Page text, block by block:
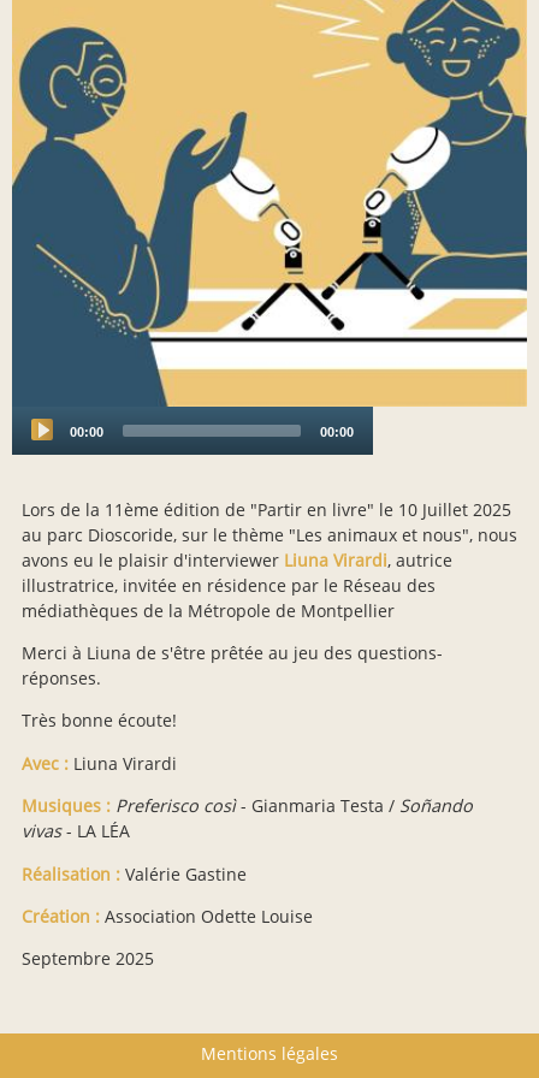
00:00 00:00
Lors de la 11ème édition de "Partir en livre" le 10 Juillet 2025
au parc Dioscoride, sur le thème "Les animaux et nous", nous
avons eu le plaisir d'interviewer Liuna Virardi, autrice
illustratrice, invitée en résidence par le Réseau des
médiathèques de la Métropole de Montpellier
Merci à Liuna de s'être prêtée au jeu des questions-
réponses.
Très bonne écoute!
Avec : Liuna Virardi
Musiques : Preferisco così- Gianmaria Testa / Soñando
vivas- LA LÉA
Réalisation : Valérie Gastine
Création : Association Odette Louise
Septembre 2025
Footer menu
Mentions légales